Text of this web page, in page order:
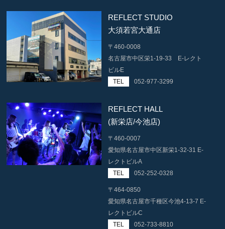
REFLECT STUDIO
大須若宮大通店
〒460-0008
名古屋市中区栄1-19-33 E-レクト
ビルE
TEL
052-977-3299
REFLECT HALL
(新栄店/今池店)
〒460-0007
愛知県名古屋市中区新栄1-32-31 E-
レクトビルA
TEL
052-252-0328
〒464-0850
愛知県名古屋市千種区今池4-13-7 E-
レクトビルC
TEL
052-733-8810